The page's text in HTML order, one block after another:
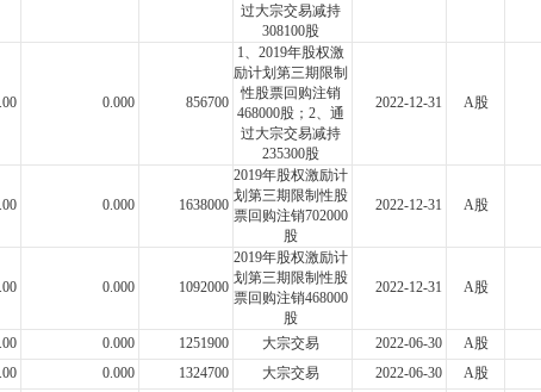
过大宗交易减持
308100股
0.000 856700
1、2019年股权激
励计划第三期限制
性股票回购注销
468000股；2、通
过大宗交易减持
235300股
2022-12-31 A股
0.000 1638000
2019年股权激励计
划第三期限制性股
票回购注销702000
股
2022-12-31 A股
0.000 1092000
2019年股权激励计
划第三期限制性股
票回购注销468000
股
2022-12-31 A股
0.000 1251900 大宗交易 2022-06-30 A股
0.000 1324700 大宗交易 2022-06-30 A股